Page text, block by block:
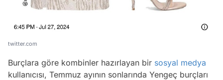
twitter.com
Burçlara göre kombinler hazırlayan bir sosyal medya
kullanıcısı, Temmuz ayının sonlarında Yengeç burçları